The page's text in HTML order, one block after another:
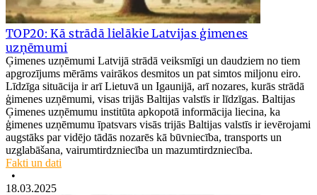
TOP20: Kā strādā lielākie Latvijas ģimenes
uzņēmumi
Ģimenes uzņēmumi Latvijā strādā veiksmīgi un daudziem no tiem
apgrozījums mērāms vairākos desmitos un pat simtos miljonu eiro.
Līdzīga situācija ir arī Lietuvā un Igaunijā, arī nozares, kurās strādā
ģimenes uzņēmumi, visas trijās Baltijas valstīs ir līdzīgas. Baltijas
Ģimenes uzņēmumu institūta apkopotā informācija liecina, ka
ģimenes uzņēmumu īpatsvars visās trijās Baltijas valstīs ir ievērojami
augstāks par vidējo tādās nozarēs kā būvniecība, transports un
uzglabāšana, vairumtirdzniecība un mazumtirdzniecība.
Fakti un dati
•
18.03.2025